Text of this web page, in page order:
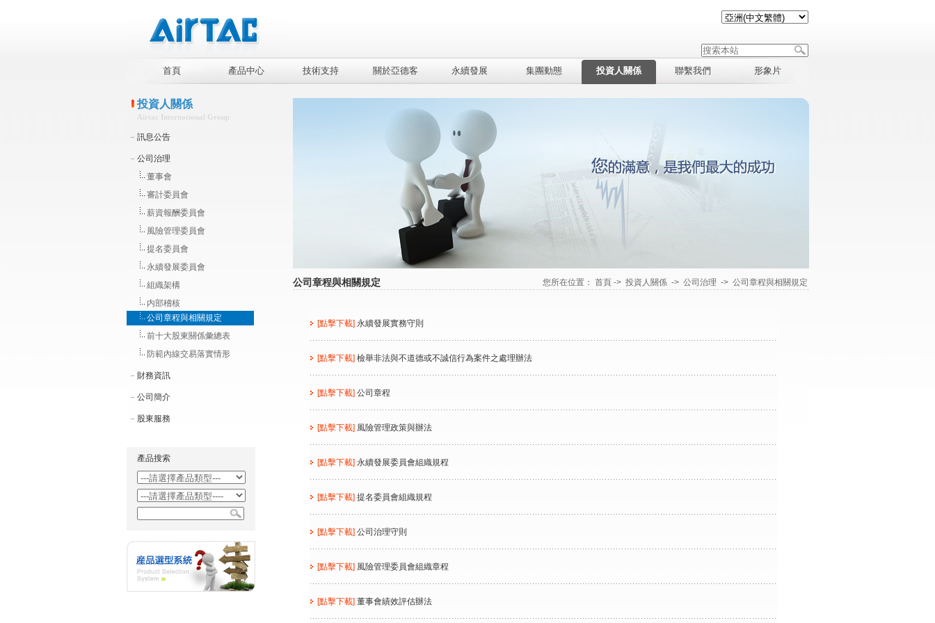
首頁 產品中心 技術支持 關於亞德客 永續發展 集團動態 投資人關係 聯繫我們 形象片
投資人關係
Airtac International Group
訊息公告
公司治理
董事會
審計委員會
薪資報酬委員會
風險管理委員會
提名委員會
永續發展委員會
組織架構
内部稽核
公司章程與相關規定
前十大股東關係彙總表
防範內線交易落實情形
財務資訊
公司簡介
股東服務
產品搜索
公司章程與相關規定 您所在位置： 首頁-> 投資人關係-> 公司治理 -> 公司章程與相關規定
[點擊下載] 永續發展實務守則
[點擊下載] 檢舉非法與不道德或不誠信行為案件之處理辦法
[點擊下載] 公司章程
[點擊下載] 風險管理政策與辦法
[點擊下載] 永續發展委員會組織規程
[點擊下載] 提名委員會組織規程
[點擊下載] 公司治理守則
[點擊下載] 風險管理委員會組織章程
[點擊下載] 董事會績效評估辦法